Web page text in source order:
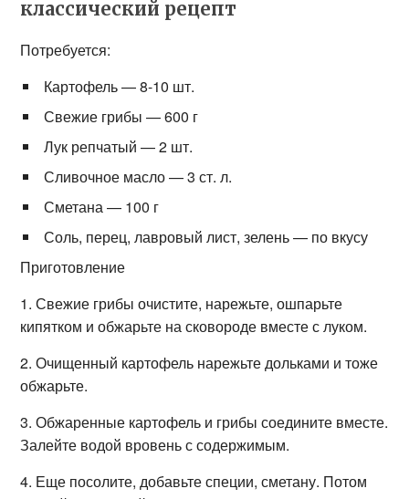
классический рецепт
Потребуется:
Картофель — 8-10 шт.
Свежие грибы — 600 г
Лук репчатый — 2 шт.
Сливочное масло — 3 ст. л.
Сметана — 100 г
Соль, перец, лавровый лист, зелень — по вкусу
Приготовление
1. Свежие грибы очистите, нарежьте, ошпарьте
кипятком и обжарьте на сковороде вместе с луком.
2. Очищенный картофель нарежьте дольками и тоже
обжарьте.
3. Обжаренные картофель и грибы соедините вместе.
Залейте водой вровень с содержимым.
4. Еще посолите, добавьте специи, сметану. Потом